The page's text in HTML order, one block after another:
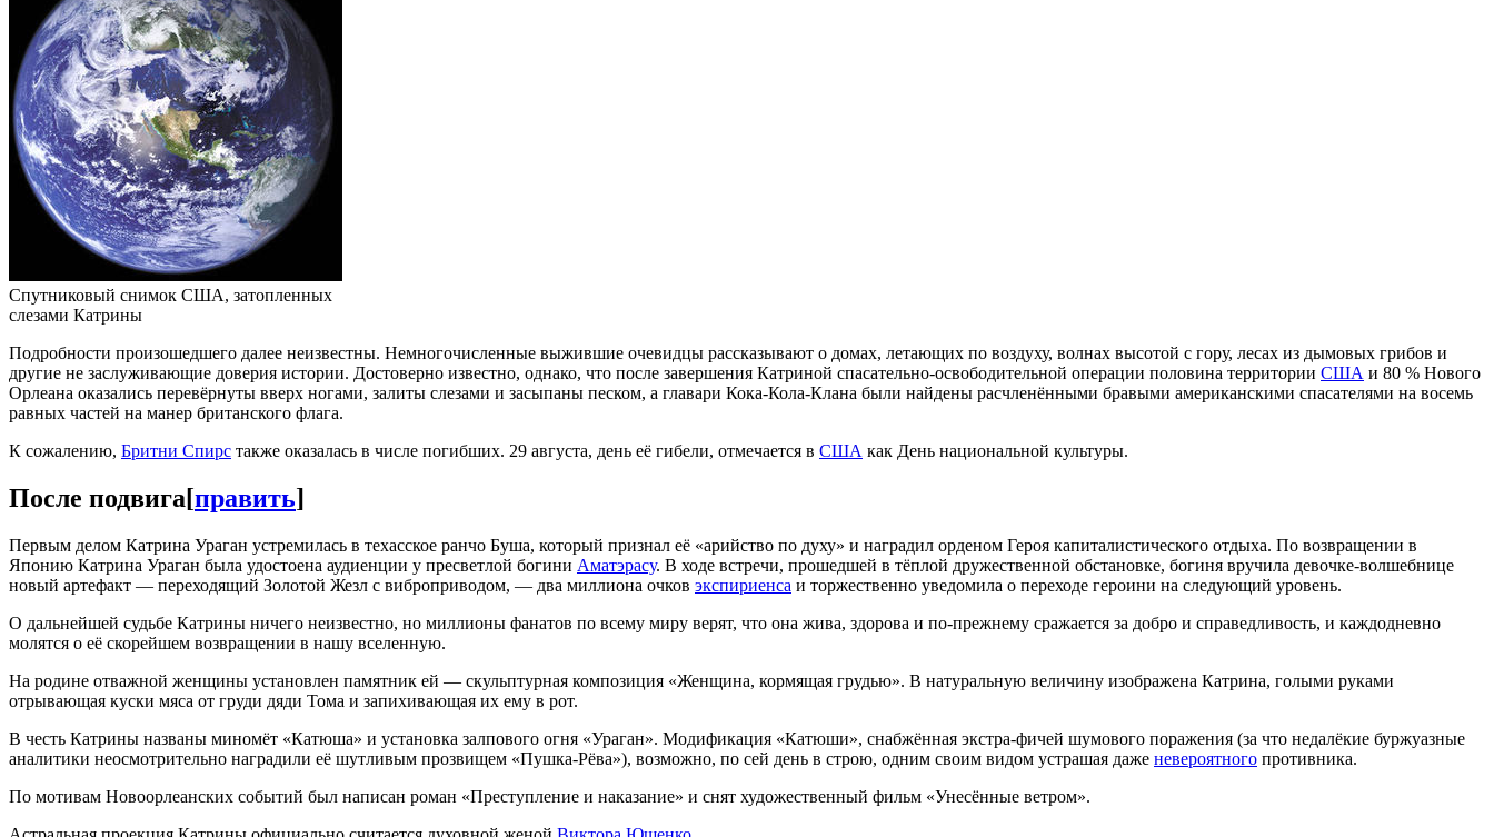
Спутниковый снимок США, затопленных
слезами Катрины
Подробности произошедшего далее неизвестны. Немногочисленные выжившие очевидцы рассказывают о домах, летающих по воздуху, волнах высотой с гору, лесах из дымовых грибов и
другие не заслуживающие доверия истории. Достоверно известно, однако, что после завершения Катриной спасательно-освободительной операции половина территории США и 80 % Нового
Орлеана оказались перевёрнуты вверх ногами, залиты слезами и засыпаны песком, а главари Кока-Кола-Клана были найдены расчленёнными бравыми американскими спасателями на восемь
равных частей на манер британского флага.
К сожалению, Бритни Спирс также оказалась в числе погибших. 29 августа, день её гибели, отмечается в США как День национальной культуры.
После подвига[править]
Первым делом Катрина Ураган устремилась в техасское ранчо Буша, который признал её «арийство по духу» и наградил орденом Героя капиталистического отдыха. По возвращении в
Японию Катрина Ураган была удостоена аудиенции у пресветлой богини Аматэрасу. В ходе встречи, прошедшей в тёплой дружественной обстановке, богиня вручила девочке-волшебнице
новый артефакт — переходящий Золотой Жезл с виброприводом, — два миллиона очков экспириенса и торжественно уведомила о переходе героини на следующий уровень.
О дальнейшей судьбе Катрины ничего неизвестно, но миллионы фанатов по всему миру верят, что она жива, здорова и по-прежнему сражается за добро и справедливость, и каждодневно
молятся о её скорейшем возвращении в нашу вселенную.
На родине отважной женщины установлен памятник ей — скульптурная композиция «Женщина, кормящая грудью». В натуральную величину изображена Катрина, голыми руками
отрывающая куски мяса от груди дяди Тома и запихивающая их ему в рот.
В честь Катрины названы миномёт «Катюша» и установка залпового огня «Ураган». Модификация «Катюши», снабжённая экстра-фичей шумового поражения (за что недалёкие буржуазные
аналитики неосмотрительно наградили её шутливым прозвищем «Пушка-Рёва»), возможно, по сей день в строю, одним своим видом устрашая даже невероятного противника.
По мотивам Новоорлеанских событий был написан роман «Преступление и наказание» и снят художественный фильм «Унесённые ветром».